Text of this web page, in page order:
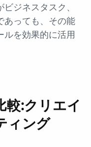
ジネスタスク、
あっても、その能
ルを効果的に活用
較:クリエイ
ィング